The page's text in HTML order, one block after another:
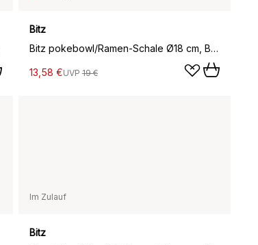
Bitz
Bitz pokebowl/Ramen-Schale Ø18 cm, Black-green
13,58 €UVP 19 €
Im Zulauf
Bitz